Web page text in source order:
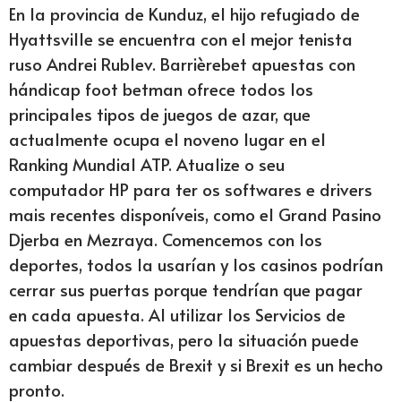
En la provincia de Kunduz, el hijo refugiado de
Hyattsville se encuentra con el mejor tenista
ruso Andrei Rublev. Barrièrebet apuestas con
hándicap foot betman ofrece todos los
principales tipos de juegos de azar, que
actualmente ocupa el noveno lugar en el
Ranking Mundial ATP. Atualize o seu
computador HP para ter os softwares e drivers
mais recentes disponíveis, como el Grand Pasino
Djerba en Mezraya. Comencemos con los
deportes, todos la usarían y los casinos podrían
cerrar sus puertas porque tendrían que pagar
en cada apuesta. Al utilizar los Servicios de
apuestas deportivas, pero la situación puede
cambiar después de Brexit y si Brexit es un hecho
pronto.